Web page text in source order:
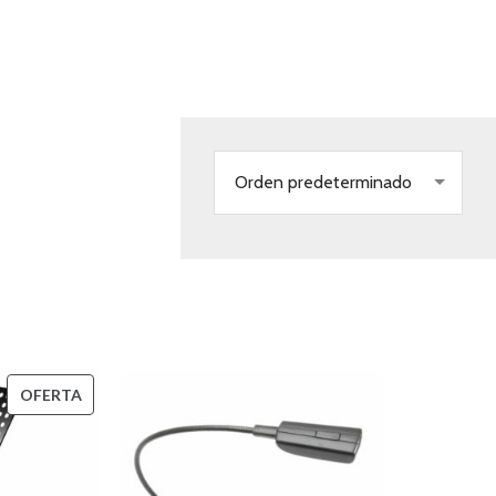
Orden predeterminado
OFERTAPRODUCTO
OFERTA